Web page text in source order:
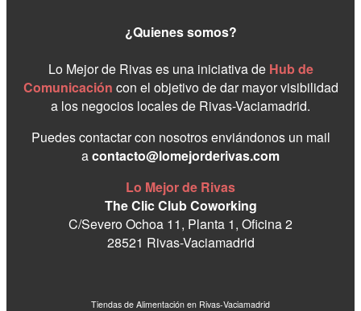
¿Quienes somos?
Lo Mejor de Rivas es una iniciativa de Hub de
Comunicación con el objetivo de dar mayor visibilidad
a los negocios locales de Rivas-Vaciamadrid.
Puedes contactar con nosotros enviándonos un mail
acontacto@lomejorderivas.com
Lo Mejor de Rivas
The Clic Club Coworking
C/Severo Ochoa 11, Planta 1, Oficina 2
28521 Rivas-Vaciamadrid
Tiendas de Alimentación en Rivas-Vaciamadrid